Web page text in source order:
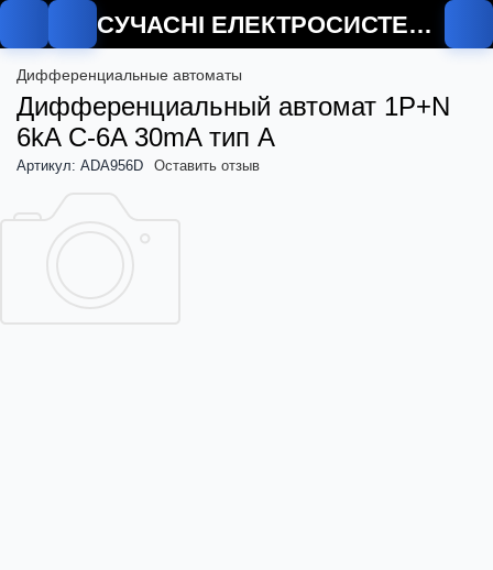
СУЧАСНІ ЕЛЕКТРОСИСТЕМИ
Дифференциальные автоматы
Дифференциальный автомат 1P+N
6kA C-6A 30mA тип A
Артикул: ADA956D Оставить отзыв